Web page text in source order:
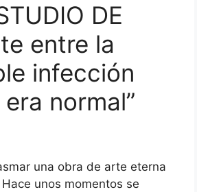
DE
entre la
infección
normal”
una obra de arte eterna
unos momentos se